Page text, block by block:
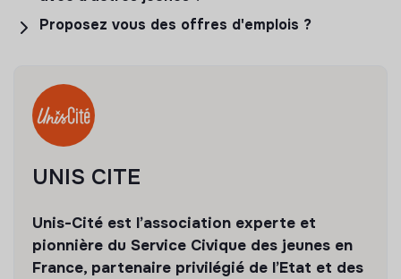
Proposez vous des offres d'emplois ?
UNIS CITE
Unis-Cité est l’association experte et
pionnière du Service Civique des jeunes en
France, partenaire privilégié de l’Etat et des